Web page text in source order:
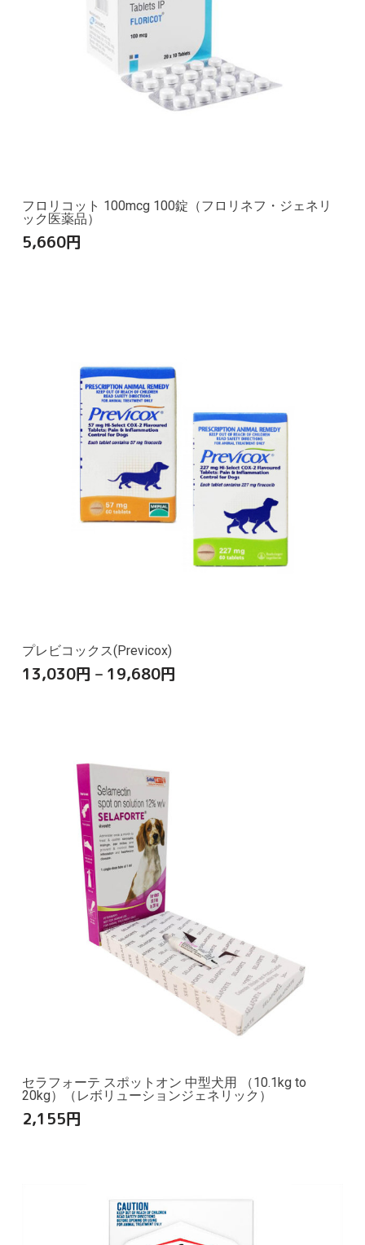
フロリコット 100mcg 100錠（フロリネフ・ジェネリ
ック医薬品）
5,660円
プレビコックス(Previcox)
13,030円 – 19,680円
セラフォーテ スポットオン 中型犬用 （10.1kg to
20kg）（レボリューションジェネリック）
2,155円